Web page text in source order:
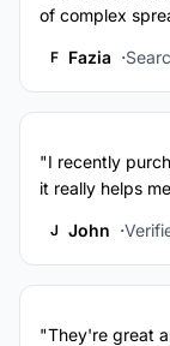
of complex
F Fazia
"I recently
it really helps
J John
"They're great